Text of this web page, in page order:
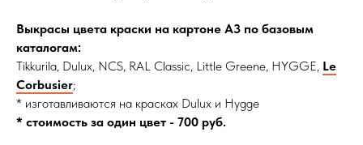
Выкрасы цвета краски на картоне А3 по базовым
каталогам:
Tikkurila, Dulux, NCS, RAL Classic, Little Greene, HYGGE, Le
Corbusier;
* изготавливаются на красках Dulux и Hygge
* стоимость за один цвет - 700 руб.